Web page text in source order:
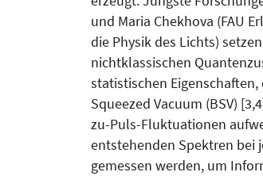
und Maria Chekhova (FAU
die Physik des Lichts)
nichtklassischen
statistischen
Squeezed Vacuum (BSV)
zu-Puls-Fluktuationen
entstehenden Spektren bei
gemessen werden, um